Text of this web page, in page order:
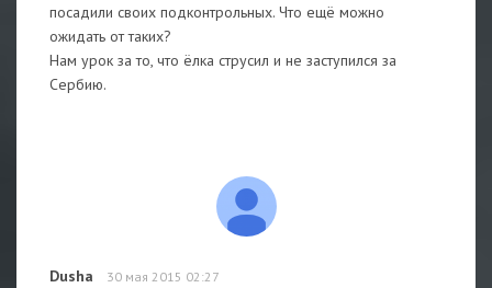
посадили своих подконтрольных. Что ещё можно
ожидать от таких?
Нам урок за то, что ёлка струсил и не заступился за
Сербию.
Dusha 30 мая 2015 02:27